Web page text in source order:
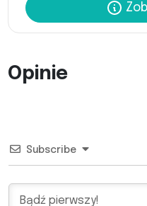
Opinie
Subscribe